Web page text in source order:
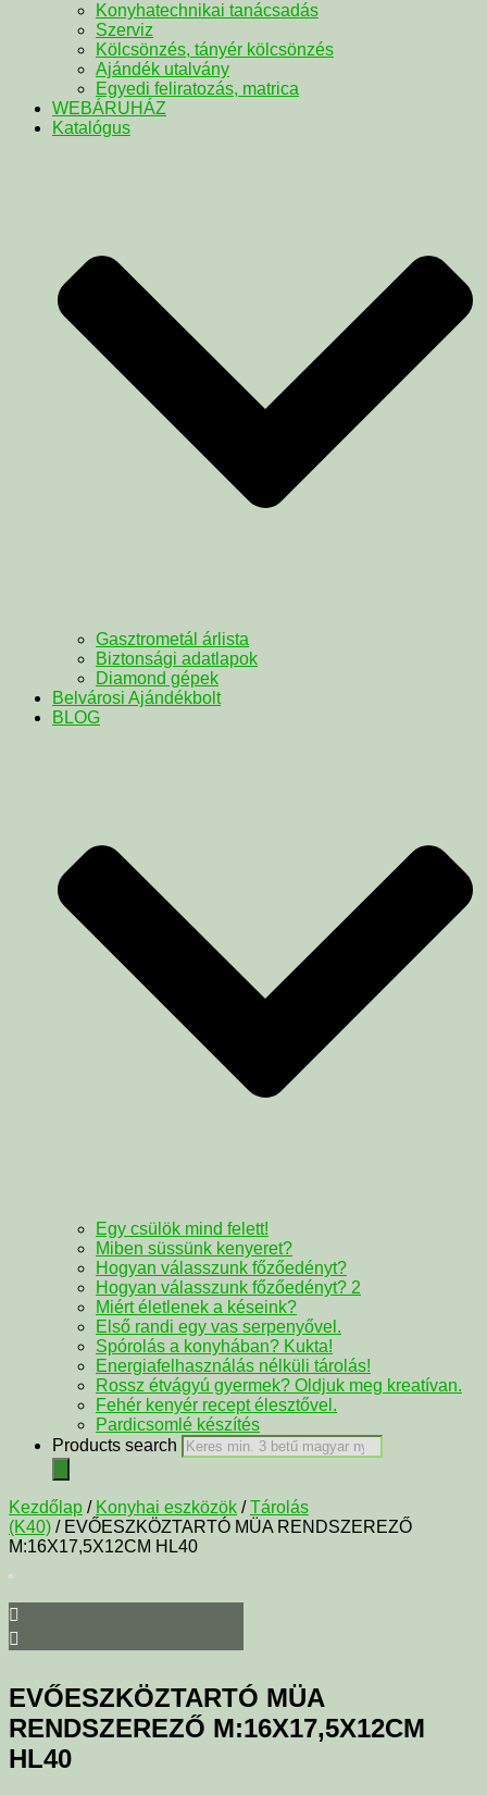
Konyhatechnikai tanácsadás
Szerviz
Kölcsönzés, tányér kölcsönzés
Ajándék utalvány
Egyedi feliratozás, matrica
WEBÁRUHÁZ
Katalógus
Gasztrometál árlista
Biztonsági adatlapok
Diamond gépek
Belvárosi Ajándékbolt
BLOG
Egy csülök mind felett!
Miben süssünk kenyeret?
Hogyan válasszunk főzőedényt?
Hogyan válasszunk főzőedényt? 2
Miért életlenek a késeink?
Első randi egy vas serpenyővel.
Spórolás a konyhában? Kukta!
Energiafelhasználás nélküli tárolás!
Rossz étvágyú gyermek? Oldjuk meg kreatívan.
Fehér kenyér recept élesztővel.
Pardicsomlé készítés
Products search
Kezdőlap / Konyhai eszközök /Tárolás
(K40) / EVŐESZKÖZTARTÓ MÜA RENDSZEREZŐ
M:16X17,5X12CM HL40
EVŐESZKÖZTARTÓ MÜA
RENDSZEREZŐ M:16X17,5X12CM
HL40